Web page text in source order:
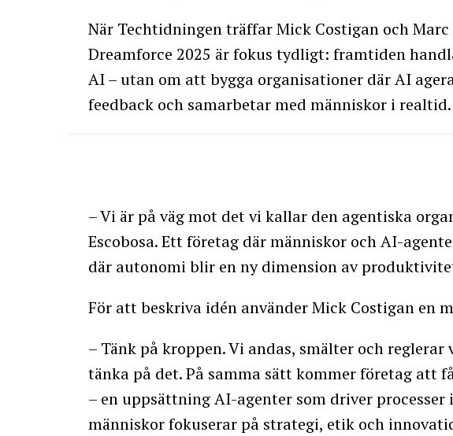
När Techtidningen träffar Mick Costigan och Marc
Dreamforce 2025 är fokus tydligt: framtiden
AI – utan om att bygga organisationer där AI
feedback och samarbetar med människor i realtid.
– Vi är på väg mot det vi kallar den agentiska
Escobosa. Ett företag där människor och AI-
där autonomi blir en ny dimension av
För att beskriva idén använder Mick Costigan en
– Tänk på kroppen. Vi andas, smälter och
tänka på det. På samma sätt kommer företag att
– en uppsättning AI-agenter som driver processer
människor fokuserar på strategi, etik och